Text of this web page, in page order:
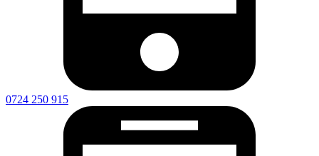
0724 250 915